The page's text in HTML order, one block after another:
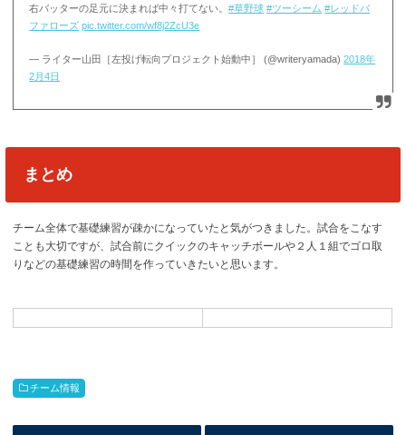
右バッターの足元に決まれば中々打てない。#草野球 #ツーシーム #レッドバ
ファローズ pic.twitter.com/wf8j2ZcU3e
— ライター山田［左投げ転向プロジェクト始動中］ (@writeryamada)2018年
2月4日
まとめ
チーム全体で基礎練習が疎かになっていたと気がつきました。試合をこなす
ことも大切ですが、試合前にクイックのキャッチボールや２人１組でゴロ取
りなどの基礎練習の時間を作っていきたいと思います。
チーム情報